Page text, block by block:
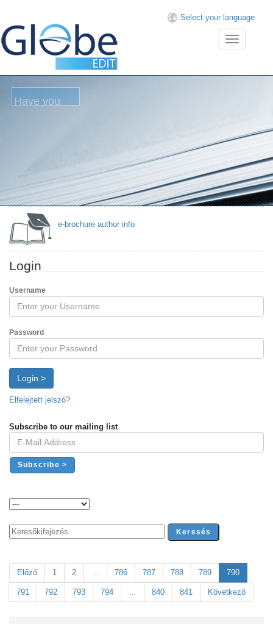
Select your language
Toggle
navigation
e-brochure author info
Login
Username
Password
Login >
Elfelejtett jelszó?
Subscribe to our mailing list
Előző 1 2 786 787 788 789 790
791 792 793 794 840 841 Következő